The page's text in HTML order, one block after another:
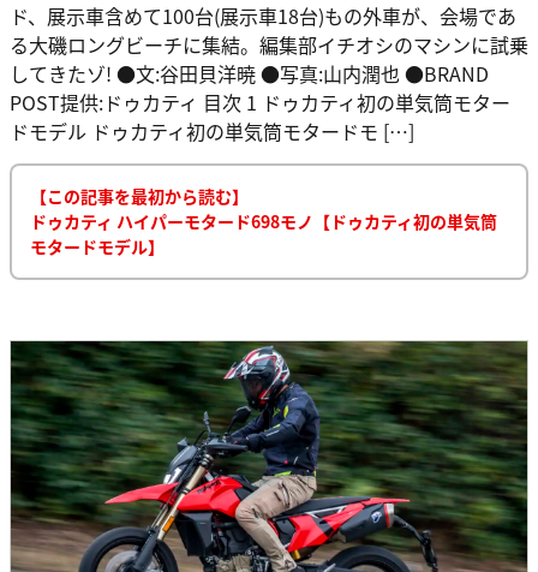
ド、展示車含めて100台(展示車18台)もの外車が、会場であ
る大磯ロングビーチに集結。編集部イチオシのマシンに試乗
してきたゾ! ●文:谷田貝洋暁 ●写真:山内潤也 ●BRAND
POST提供:ドゥカティ 目次 1 ドゥカティ初の単気筒モター
ドモデル ドゥカティ初の単気筒モタードモ […]
【この記事を最初から読む】
ドゥカティ ハイパーモタード698モノ【ドゥカティ初の単気筒
モタードモデル】